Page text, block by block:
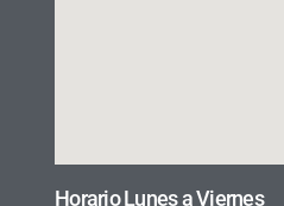
Horario Lunes a Viernes